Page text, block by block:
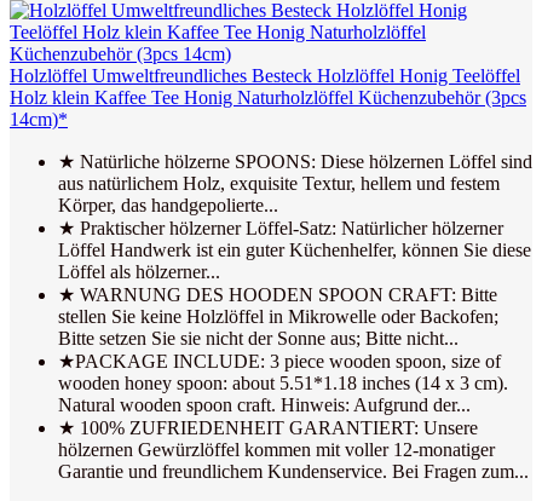
Holzlöffel Umweltfreundliches Besteck Holzlöffel Honig Teelöffel
Holz klein Kaffee Tee Honig Naturholzlöffel Küchenzubehör (3pcs
14cm)*
★ Natürliche hölzerne SPOONS: Diese hölzernen Löffel sind
aus natürlichem Holz, exquisite Textur, hellem und festem
Körper, das handgepolierte...
★ Praktischer hölzerner Löffel-Satz: Natürlicher hölzerner
Löffel Handwerk ist ein guter Küchenhelfer, können Sie diese
Löffel als hölzerner...
★ WARNUNG DES HOODEN SPOON CRAFT: Bitte
stellen Sie keine Holzlöffel in Mikrowelle oder Backofen;
Bitte setzen Sie sie nicht der Sonne aus; Bitte nicht...
★PACKAGE INCLUDE: 3 piece wooden spoon, size of
wooden honey spoon: about 5.51*1.18 inches (14 x 3 cm).
Natural wooden spoon craft. Hinweis: Aufgrund der...
★ 100% ZUFRIEDENHEIT GARANTIERT: Unsere
hölzernen Gewürzlöffel kommen mit voller 12-monatiger
Garantie und freundlichem Kundenservice. Bei Fragen zum...